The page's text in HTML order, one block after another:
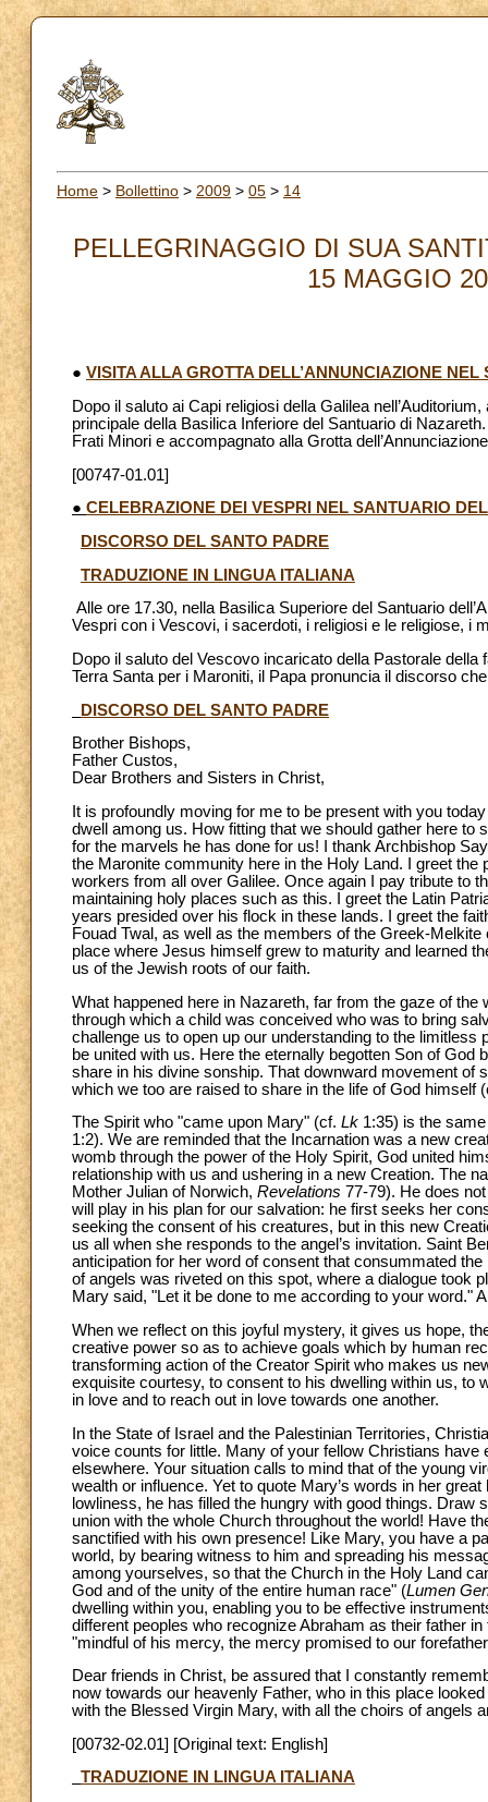
Home > Bollettino > 2009 > 05 > 14
PELLEGRINAGGIO DI SUA
15 MAGGIO
● VISITA ALLA GROTTA DELL’ANNUNCIAZIONE
Dopo il saluto ai Capi religiosi della Galilea
principale della Basilica Inferiore del Santuario di
Frati Minori e accompagnato alla Grotta
[00747-01.01]
● CELEBRAZIONE DEI VESPRI NEL SANTUARIO
DISCORSO DEL SANTO PADRE
TRADUZIONE IN LINGUA ITALIANA
Alle ore 17.30, nella Basilica Superiore del Santuario
Vespri con i Vescovi, i sacerdoti, i religiosi e le religiose, i
Dopo il saluto del Vescovo incaricato della Pastorale
Terra Santa per i Maroniti, il Papa pronuncia il discorso
DISCORSO DEL SANTO PADRE
Brother Bishops,
Father Custos,
Dear Brothers and Sisters in Christ,
It is profoundly moving for me to be present with you
dwell among us. How fitting that we should gather here
for the marvels he has done for us! I thank Archbishop
the Maronite community here in the Holy Land. I greet
workers from all over Galilee. Once again I pay tribute to
maintaining holy places such as this. I greet the Latin
years presided over his flock in these lands. I greet the
Fouad Twal, as well as the members of the Greek-
place where Jesus himself grew to maturity and learned
us of the Jewish roots of our faith.
What happened here in Nazareth, far from the gaze of
through which a child was conceived who was to bring
challenge us to open up our understanding to the
be united with us. Here the eternally begotten Son of
share in his divine sonship. That downward movement of
which we too are raised to share in the life of God himself
The Spirit who "came upon Mary" (cf. Lk 1:35) is the
1:2). We are reminded that the Incarnation was a new
womb through the power of the Holy Spirit, God united
relationship with us and ushering in a new Creation. The
Mother Julian of Norwich, Revelations 77-79). He does
will play in his plan for our salvation: he first seeks her
seeking the consent of his creatures, but in this new
us all when she responds to the angel’s invitation. Saint
anticipation for her word of consent that consummated
of angels was riveted on this spot, where a dialogue took
Mary said, "Let it be done to me according to your word."
When we reflect on this joyful mystery, it gives us hope,
creative power so as to achieve goals which by human
transforming action of the Creator Spirit who makes us
exquisite courtesy, to consent to his dwelling within us, to
in love and to reach out in love towards one another.
In the State of Israel and the Palestinian Territories,
voice counts for little. Many of your fellow Christians
elsewhere. Your situation calls to mind that of the young
wealth or influence. Yet to quote Mary’s words in her
lowliness, he has filled the hungry with good things. Draw
union with the whole Church throughout the world! Have
sanctified with his own presence! Like Mary, you have a
world, by bearing witness to him and spreading his
among yourselves, so that the Church in the Holy Land
God and of the unity of the entire human race" (Lumen
dwelling within you, enabling you to be effective
different peoples who recognize Abraham as their father
"mindful of his mercy, the mercy promised to our
Dear friends in Christ, be assured that I constantly
now towards our heavenly Father, who in this place
with the Blessed Virgin Mary, with all the choirs of angels
[00732-02.01] [Original text: English]
TRADUZIONE IN LINGUA ITALIANA